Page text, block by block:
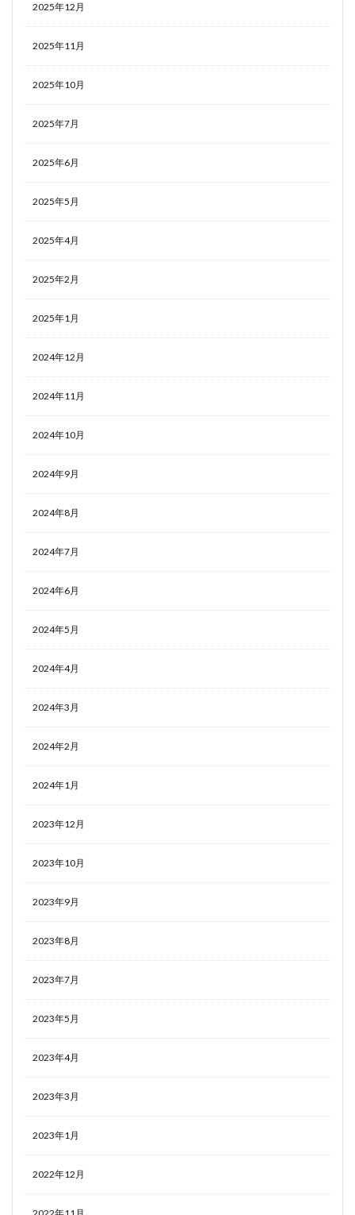
2025年12月
2025年11月
2025年10月
2025年7月
2025年6月
2025年5月
2025年4月
2025年2月
2025年1月
2024年12月
2024年11月
2024年10月
2024年9月
2024年8月
2024年7月
2024年6月
2024年5月
2024年4月
2024年3月
2024年2月
2024年1月
2023年12月
2023年10月
2023年9月
2023年8月
2023年7月
2023年5月
2023年4月
2023年3月
2023年1月
2022年12月